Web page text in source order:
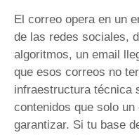
El correo opera en un
de las redes sociales,
algoritmos, un email
que esos correos no
infraestructura técnica
contenidos que solo
garantizar. Si tu base